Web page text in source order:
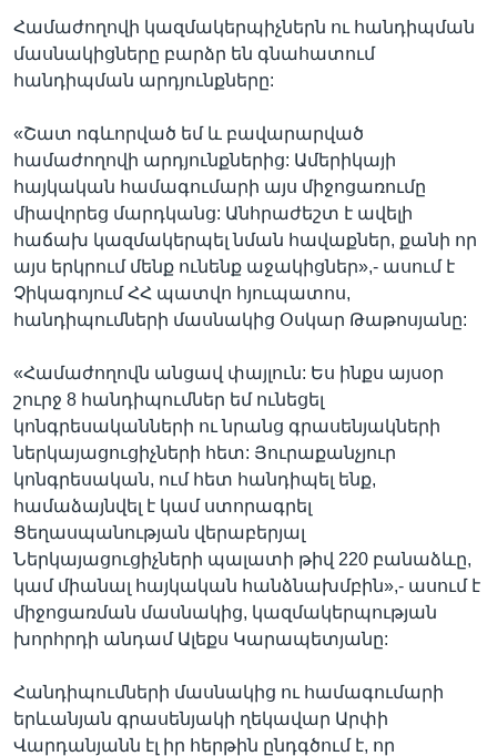
Համաժողովի կազմակերպիչներն ու հանդիպման
մասնակիցները բարձր են գնահատում
հանդիպման արդյունքները:
«Շատ ոգևորված եմ և բավարարված
համաժողովի արդյունքներից: Ամերիկայի
հայկական համագումարի այս միջոցառումը
միավորեց մարդկանց: Անհրաժեշտ է ավելի
հաճախ կազմակերպել նման հավաքներ, քանի որ
այս երկրում մենք ունենք աջակիցներ»,- ասում է
Չիկագոյում ՀՀ պատվո հյուպատոս,
հանդիպումների մասնակից Օսկար Թաթոսյանը:
«Համաժողովն անցավ փայլուն: Ես ինքս այսօր
շուրջ 8 հանդիպումներ եմ ունեցել
կոնգրեսականների ու նրանց գրասենյակների
ներկայացուցիչների հետ: Յուրաքանչյուր
կոնգրեսական, ում հետ հանդիպել ենք,
համաձայնվել է կամ ստորագրել
Ցեղասպանության վերաբերյալ
Ներկայացուցիչների պալատի թիվ 220 բանաձևը,
կամ միանալ հայկական հանձնախմբին»,- ասում է
միջոցառման մասնակից, կազմակերպության
խորհրդի անդամ Ալեքս Կարապետյանը:
Հանդիպումների մասնակից ու համագումարի
երևանյան գրասենյակի ղեկավար Արփի
Վարդանյանն էլ իր հերթին ընդգծում է, որ